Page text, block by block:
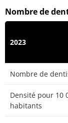
Nombre de
2023
Nombre de
Densité pour 10
habitants